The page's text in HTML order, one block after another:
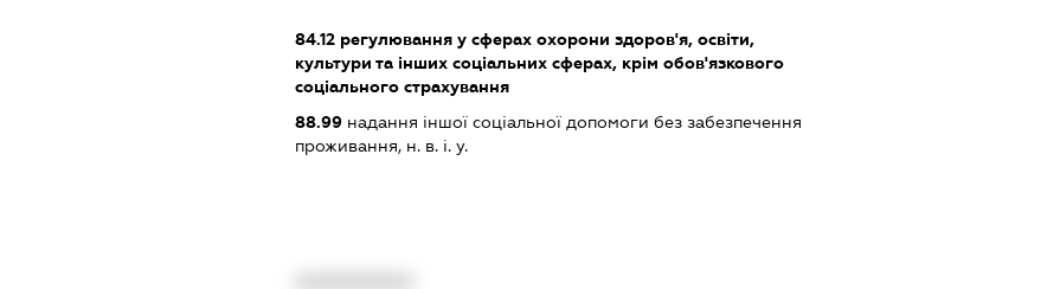
84.12регулювання у сферах охорони здоров'я, освіти,
культури та інших соціальних сферах, крім обов'язкового
соціального страхування
88.99надання іншої соціальної допомоги без забезпечення
проживання, н. в. і. у.